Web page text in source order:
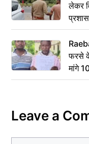
लेकर
फरसे
मांगे
Leave a